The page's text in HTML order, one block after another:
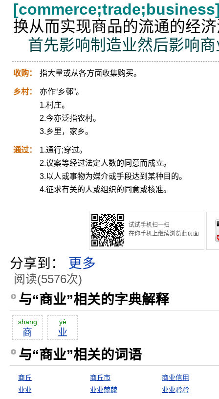
换从而实现商品的流通的经
首先影响制造业然后影响
收购： 指大量或从各方面收集购买。
乡村：
亦作“乡邨”。
1.村庄。
2.今亦泛指农村。
3.乡里，家乡。
通过：
1.通行;穿过。
2.议案等经过法定人数的同意而成立。
3.以人或事物为媒介或手段达到某种目的。
4.征求有关的人或组织的同意或核准。
试试手机扫一扫
在你手机上继续浏览此页面
分享到： 更多
阅读(5576次)
与“商业”相关的字典解释
shāng
商
yè
业
与“商业”相关的词语
商丘 商丘市
商业信用
业业
业业兢兢 业业矜矜